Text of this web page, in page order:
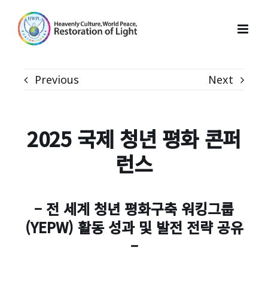
content
Previous Next
2025 국제 청년 평화 콘퍼
런스
– 전 세계 청년 평화구축 워킹그룹
(YEPW) 활동 성과 및 발전 전략 공유
–